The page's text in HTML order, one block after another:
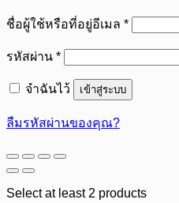
ชื่อผู้ใช้หรือที่อยู่อีเมล *ต้องการ
รหัสผ่าน *ต้องการ
จำฉันไว้ เข้าสู่ระบบ
ลืมรหัสผ่านของคุณ?
Select at least 2 products